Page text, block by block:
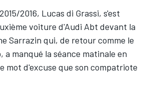
2016, Lucas di Grassi, s'est
voiture d'Audi Abt devant la
Sarrazin qui, de retour comme le
a manqué la séance matinale en
mot d'excuse que son compatriote